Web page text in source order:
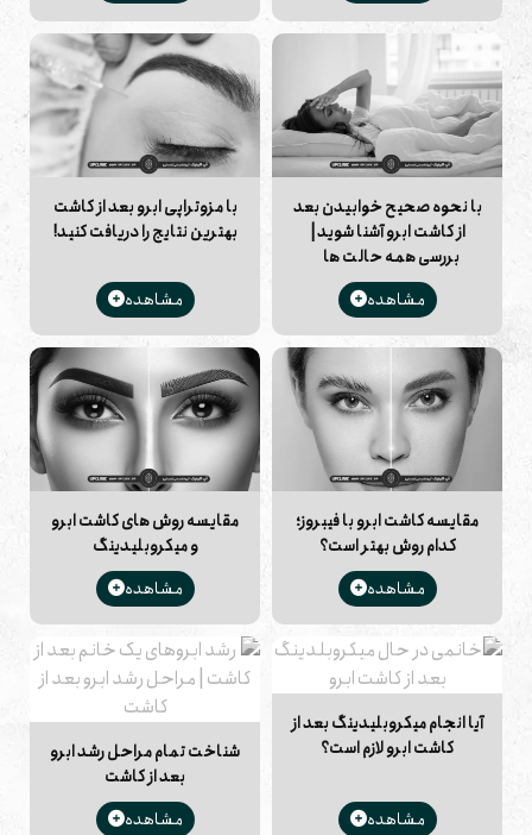
با نحوه صحیح خوابیدن بعد
از کاشت ابرو آشنا شوید |
بررسی همه حالت ها
مشاهده
با مزوتراپی ابرو بعد از کاشت
بهترین نتایج را دریافت کنید!
مشاهده
مقایسه کاشت ابرو با فیبروز؛
کدام روش بهتر است؟
مشاهده
مقایسه روش های کاشت ابرو
و میکروبلیدینگ
مشاهده
آیا انجام میکروبلیدینگ بعد از
کاشت ابرو لازم است؟
مشاهده
شناخت تمام مراحل رشد ابرو
بعد از کاشت
مشاهده